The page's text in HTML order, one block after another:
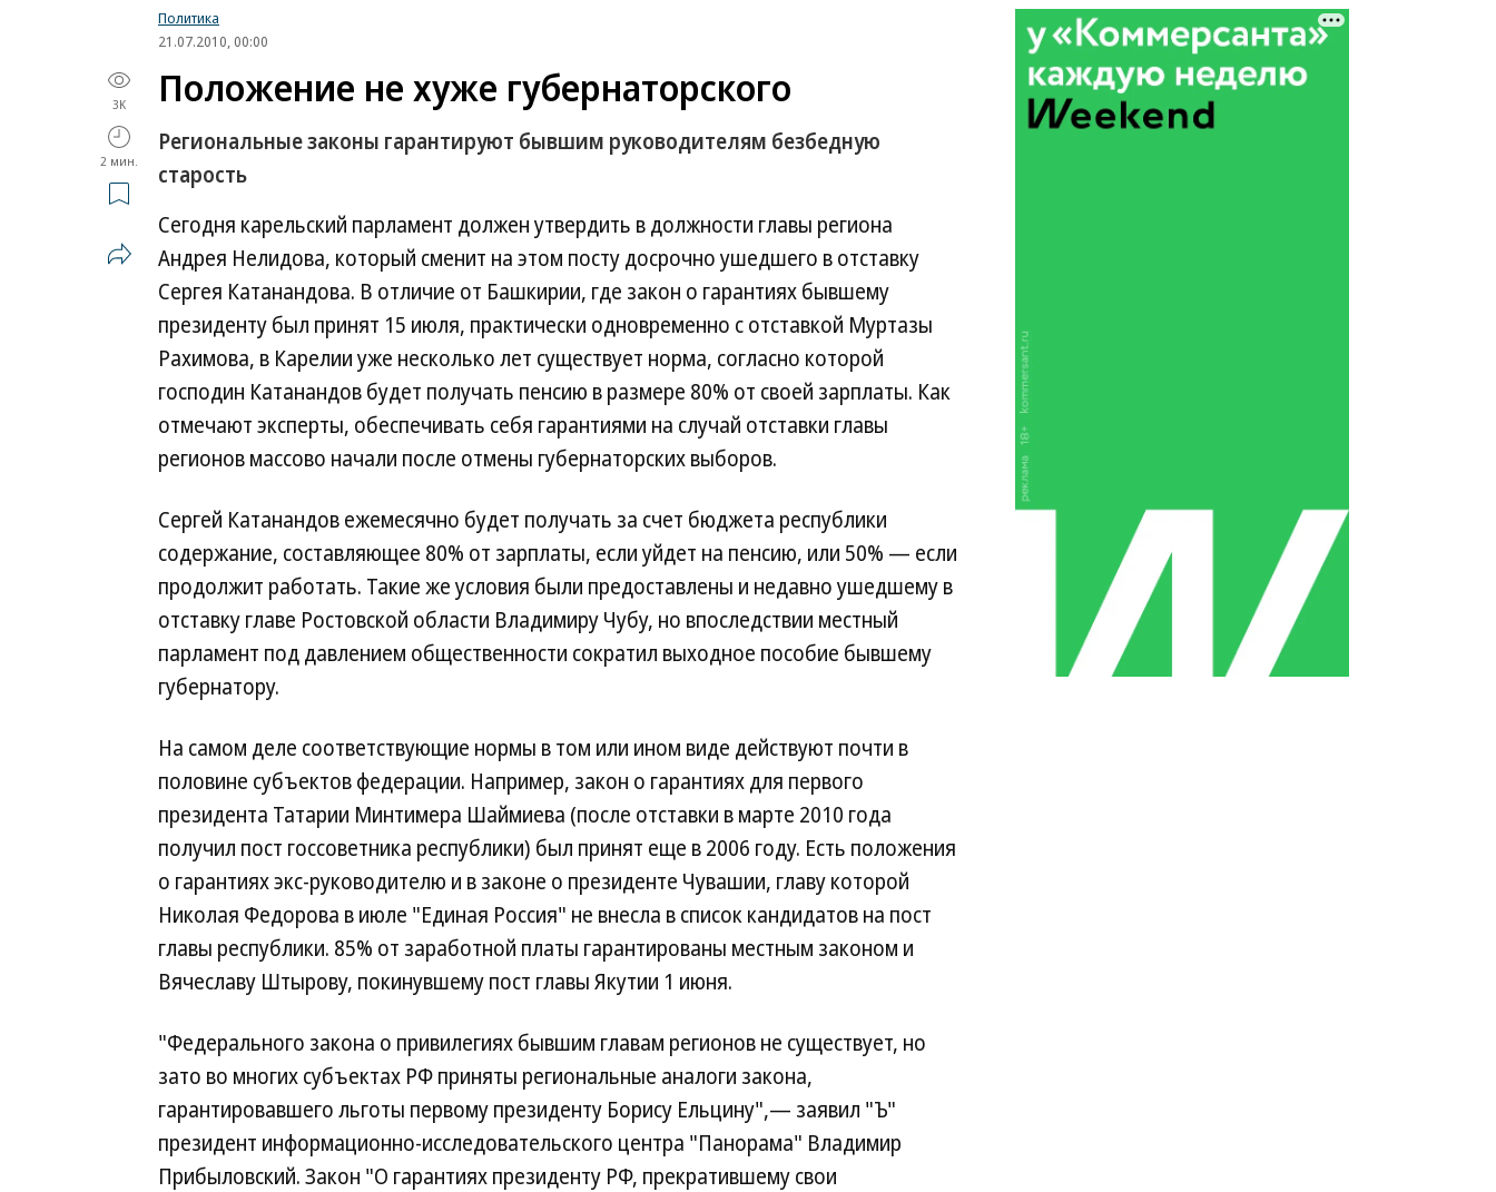
Политика
21.07.2010, 00:00
3K
2 мин.
Положение не хуже губернаторского
Региональные законы гарантируют бывшим руководителям безбедную
старость
Сегодня карельский парламент должен утвердить в должности главы региона
Андрея Нелидова, который сменит на этом посту досрочно ушедшего в отставку
Сергея Катанандова. В отличие от Башкирии, где закон о гарантиях бывшему
президенту был принят 15 июля, практически одновременно с отставкой Муртазы
Рахимова, в Карелии уже несколько лет существует норма, согласно которой
господин Катанандов будет получать пенсию в размере 80% от своей зарплаты. Как
отмечают эксперты, обеспечивать себя гарантиями на случай отставки главы
регионов массово начали после отмены губернаторских выборов.
Сергей Катанандов ежемесячно будет получать за счет бюджета республики
содержание, составляющее 80% от зарплаты, если уйдет на пенсию, или 50% — если
продолжит работать. Такие же условия были предоставлены и недавно ушедшему в
отставку главе Ростовской области Владимиру Чубу, но впоследствии местный
парламент под давлением общественности сократил выходное пособие бывшему
губернатору.
На самом деле соответствующие нормы в том или ином виде действуют почти в
половине субъектов федерации. Например, закон о гарантиях для первого
президента Татарии Минтимера Шаймиева (после отставки в марте 2010 года
получил пост госсоветника республики) был принят еще в 2006 году. Есть положения
о гарантиях экс-руководителю и в законе о президенте Чувашии, главу которой
Николая Федорова в июле "Единая Россия" не внесла в список кандидатов на пост
главы республики. 85% от заработной платы гарантированы местным законом и
Вячеславу Штырову, покинувшему пост главы Якутии 1 июня.
"Федерального закона о привилегиях бывшим главам регионов не существует, но
зато во многих субъектах РФ приняты региональные аналоги закона,
гарантировавшего льготы первому президенту Борису Ельцину",— заявил "Ъ"
президент информационно-исследовательского центра "Панорама" Владимир
Прибыловский. Закон "О гарантиях президенту РФ, прекратившему свои